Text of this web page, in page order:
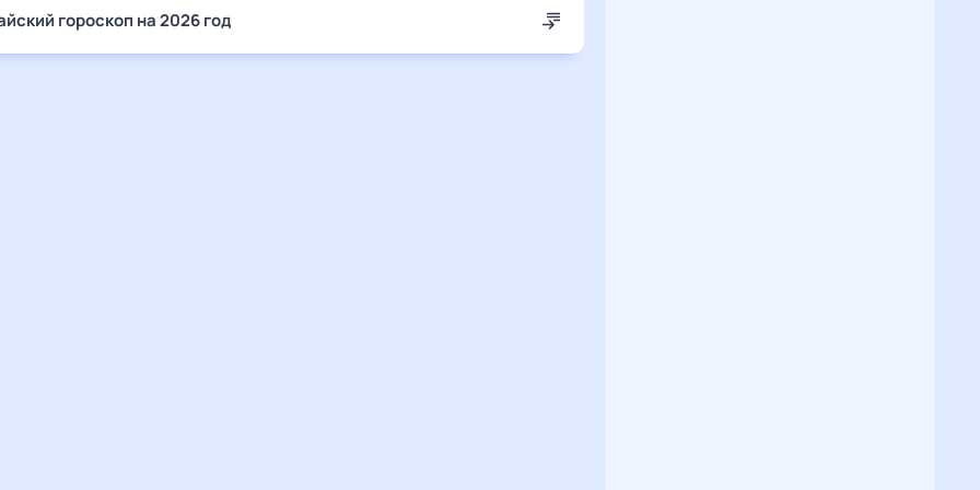
гороскоп на 2026 год